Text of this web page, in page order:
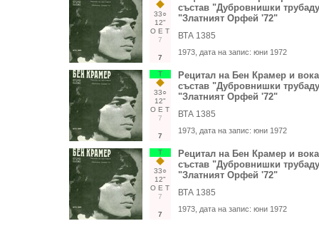
33○
12"
О Е Т
7
7
състав "Дубровнишки
"Златният Орфей '72"
ВТА 1385
1973 , дата на запис: юни 1972
Т
33○
12"
О Е Т
7
7
Рецитал на Бен Крамер и
състав "Дубровнишки
"Златният Орфей '72"
ВТА 1385
1973 , дата на запис: юни 1972
Т
33○
12"
О Е Т
7
7
Рецитал на Бен Крамер и
състав "Дубровнишки
"Златният Орфей '72"
ВТА 1385
1973 , дата на запис: юни 1972